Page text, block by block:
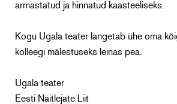
armastatud ja hinnatud kaasteeliseks.
Kogu Ugala teater langetab ühe oma
kolleegi mälestuseks leinas pea.
Ugala teater
Eesti Näitlejate Liit